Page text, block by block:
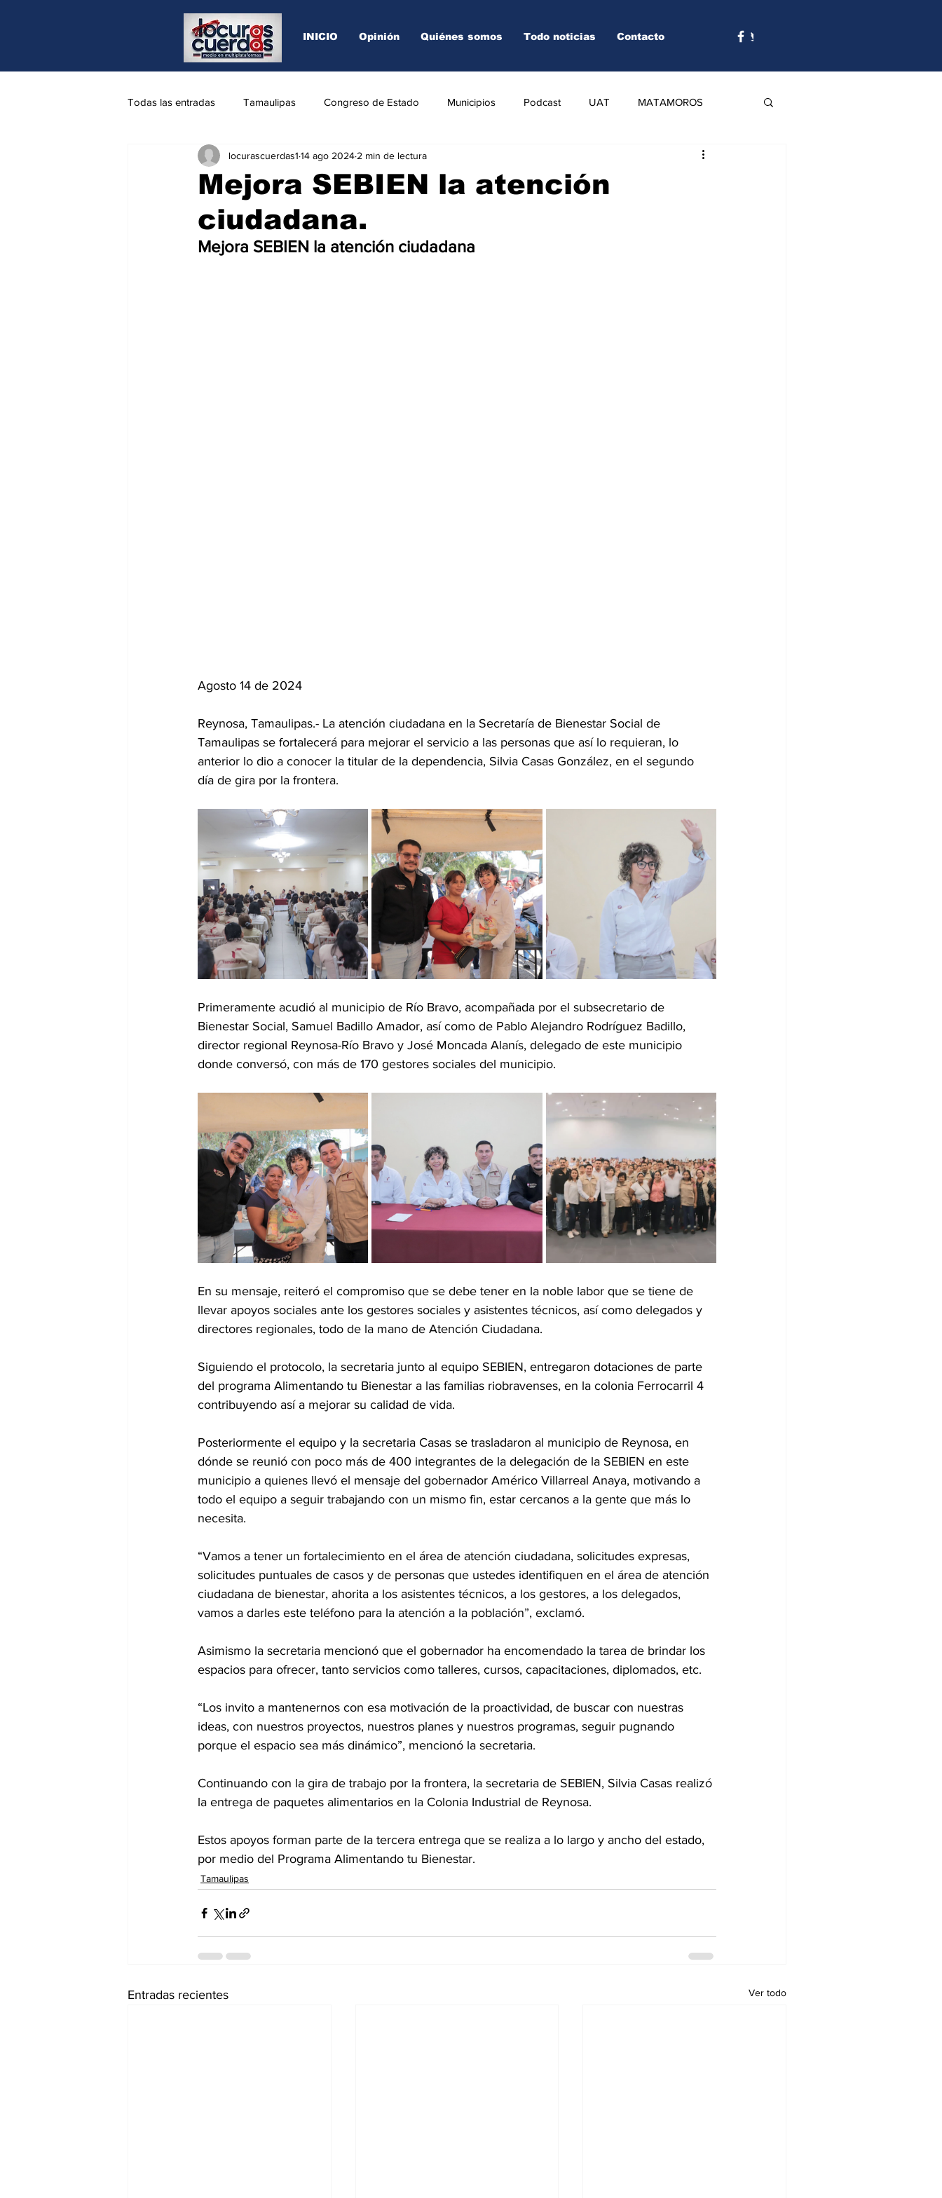
INICIO Opinión Quiénes somos Todo noticias Contacto
Todas las entradas Tamaulipas Congreso de Estado Municipios Podcast UAT MATAMOROS
REYNOSA N.LAREDO TAMPICO
Mejora SEBIEN la atención
ciudadana.
locurascuerdas1 14 ago 2024 2 min de lectura
Mejora SEBIEN la atención ciudadana
Agosto 14 de 2024
Reynosa, Tamaulipas.- La atención ciudadana en la Secretaría de Bienestar Social de
Tamaulipas se fortalecerá para mejorar el servicio a las personas que así lo requieran, lo
anterior lo dio a conocer la titular de la dependencia, Silvia Casas González, en el segundo
día de gira por la frontera.
Primeramente acudió al municipio de Río Bravo, acompañada por el subsecretario de
Bienestar Social, Samuel Badillo Amador, así como de Pablo Alejandro Rodríguez Badillo,
director regional Reynosa-Río Bravo y José Moncada Alanís, delegado de este municipio
donde conversó, con más de 170 gestores sociales del municipio.
En su mensaje, reiteró el compromiso que se debe tener en la noble labor que se tiene de
llevar apoyos sociales ante los gestores sociales y asistentes técnicos, así como delegados y
directores regionales, todo de la mano de Atención Ciudadana.
Siguiendo el protocolo, la secretaria junto al equipo SEBIEN, entregaron dotaciones de parte
del programa Alimentando tu Bienestar a las familias riobravenses, en la colonia Ferrocarril 4
contribuyendo así a mejorar su calidad de vida.
Posteriormente el equipo y la secretaria Casas se trasladaron al municipio de Reynosa, en
dónde se reunió con poco más de 400 integrantes de la delegación de la SEBIEN en este
municipio a quienes llevó el mensaje del gobernador Américo Villarreal Anaya, motivando a
todo el equipo a seguir trabajando con un mismo fin, estar cercanos a la gente que más lo
necesita.
“Vamos a tener un fortalecimiento en el área de atención ciudadana, solicitudes expresas,
solicitudes puntuales de casos y de personas que ustedes identifiquen en el área de atención
ciudadana de bienestar, ahorita a los asistentes técnicos, a los gestores, a los delegados,
vamos a darles este teléfono para la atención a la población”, exclamó.
Asimismo la secretaria mencionó que el gobernador ha encomendado la tarea de brindar los
espacios para ofrecer, tanto servicios como talleres, cursos, capacitaciones, diplomados, etc.
“Los invito a mantenernos con esa motivación de la proactividad, de buscar con nuestras
ideas, con nuestros proyectos, nuestros planes y nuestros programas, seguir pugnando
porque el espacio sea más dinámico”, mencionó la secretaria.
Continuando con la gira de trabajo por la frontera, la secretaria de SEBIEN, Silvia Casas realizó
la entrega de paquetes alimentarios en la Colonia Industrial de Reynosa.
Estos apoyos forman parte de la tercera entrega que se realiza a lo largo y ancho del estado,
por medio del Programa Alimentando tu Bienestar.
Tamaulipas
Entradas recientes Ver todo